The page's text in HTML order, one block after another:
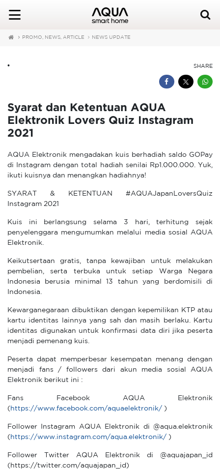
PROMO, NEWS, ARTICLE NEWS UPDATE
SHARE
•
Syarat dan Ketentuan AQUA
Elektronik Lovers Quiz Instagram
2021
AQUA Elektronik mengadakan kuis berhadiah saldo GOPay
di Instagram dengan total hadiah senilai Rp1.000.000. Yuk,
ikuti kuisnya dan menangkan hadiahnya!
SYARAT & KETENTUAN #AQUAJapanLoversQuiz
Instagram 2021
Kuis ini berlangsung selama 3 hari, terhitung sejak
penyelenggara mengumumkan melalui media sosial AQUA
Elektronik.
Keikutsertaan gratis, tanpa kewajiban untuk melakukan
pembelian, serta terbuka untuk setiap Warga Negara
Indonesia berusia minimal 13 tahun yang berdomisili di
Indonesia.
Kewarganegaraan dibuktikan dengan kepemilikan KTP atau
kartu identitas lainnya yang sah dan masih berlaku. Kartu
identitas digunakan untuk konfirmasi data diri jika peserta
menjadi pemenang kuis.
Peserta dapat memperbesar kesempatan menang dengan
menjadi fans / followers dari akun media sosial AQUA
Elektronik berikut ini :
Fans Facebook AQUA Elektronik
( https://www.facebook.com/aquaelektronik/ )
Follower Instagram AQUA Elektronik di @aqua.elektronik
( https://www.instagram.com/aqua.elektronik/ )
Follower Twitter AQUA Elektronik di @aquajapan_id
(https://twitter.com/aquajapan_id)